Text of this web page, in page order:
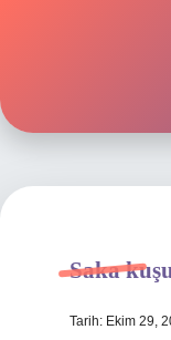
Hakkımızda
Saka
Tarih: Ekim 29,